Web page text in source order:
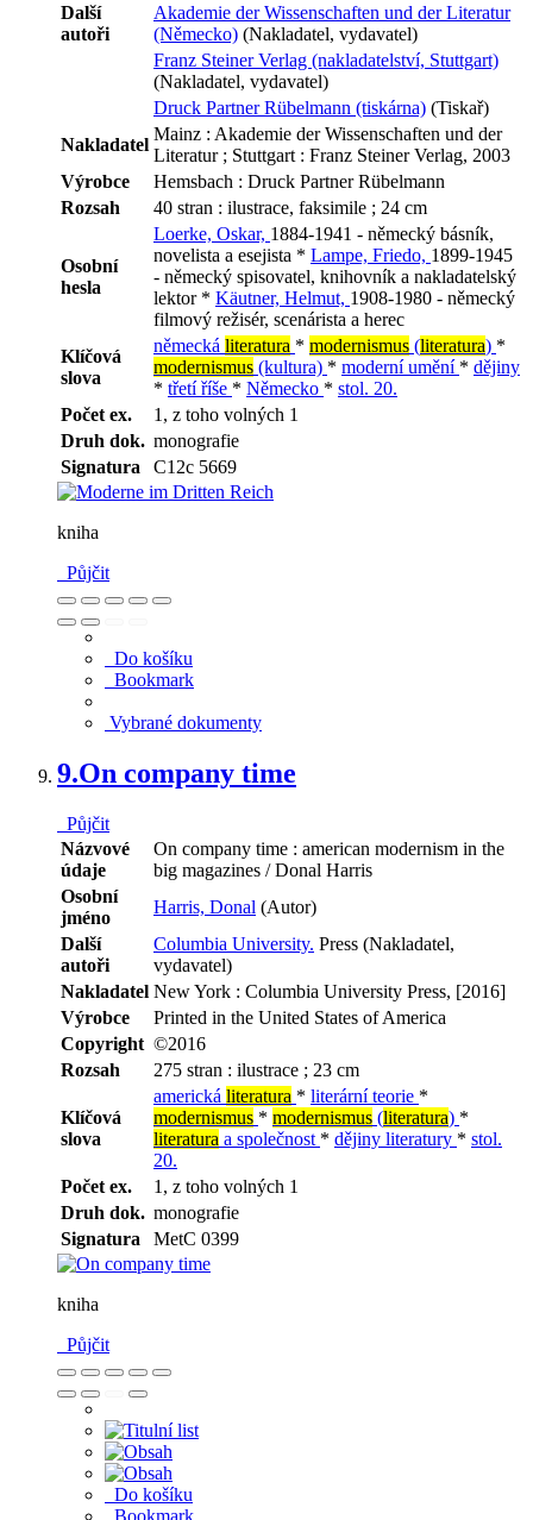
Další
autoři
Akademie der Wissenschaften und der Literatur
(Německo) (Nakladatel, vydavatel)
Franz Steiner Verlag (nakladatelství, Stuttgart)
(Nakladatel, vydavatel)
Druck Partner Rübelmann (tiskárna) (Tiskař)
Nakladatel
Mainz : Akademie der Wissenschaften und der
Literatur ; Stuttgart : Franz Steiner Verlag, 2003
Výrobce
Hemsbach : Druck Partner Rübelmann
Rozsah
40 stran : ilustrace, faksimile ; 24 cm
Osobní
hesla
Loerke, Oskar, 1884-1941 - německý básník,
novelista a esejista * Lampe, Friedo, 1899-1945
- německý spisovatel, knihovník a nakladatelský
lektor * Käutner, Helmut, 1908-1980 - německý
filmový režisér, scenárista a herec
Klíčová
slova
německá literatura * modernismus (literatura) *
modernismus (kultura) * moderní umění * dějiny
* třetí říše * Německo * stol. 20.
Počet ex.
1, z toho volných 1
Druh dok. monografie
Signatura
C12c 5669
kniha
Půjčit
Do košíku
Bookmark
Vybrané dokumenty
9.On company time
Půjčit
Názvové
údaje
On company time : american modernism in the
big magazines / Donal Harris
Osobní
jméno
Harris, Donal (Autor)
Další
autoři
Columbia University. Press (Nakladatel,
vydavatel)
Nakladatel New York : Columbia University Press, [2016]
Výrobce
Printed in the United States of America
Copyright ©2016
Rozsah
275 stran : ilustrace ; 23 cm
Klíčová
slova
americká literatura * literární teorie *
modernismus * modernismus (literatura) *
literatura a společnost * dějiny literatury * stol.
20.
Počet ex.
1, z toho volných 1
Druh dok. monografie
Signatura
MetC 0399
kniha
Půjčit
Do košíku